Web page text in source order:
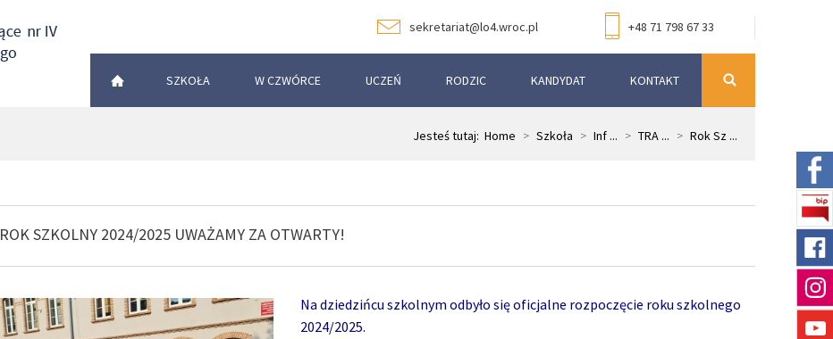
sekretariat@lo4.wroc.pl +48 71 798 67 33
SZKOŁA W CZWÓRCE UCZEŃ RODZIC KANDYDAT KONTAKT
Jesteś tutaj: Home > Szkoła > Inf ... > TRA ... > Rok Sz ...
ROK SZKOLNY 2024/2025 UWAŻAMY ZA OTWARTY!
Na dziedzińcu szkolnym odbyło się oficjalne rozpoczęcie roku szkolnego
2024/2025.